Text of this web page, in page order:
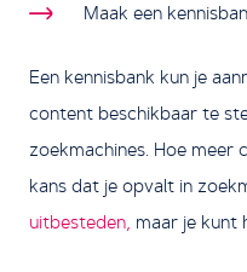
Maak een
Een kennisbank kun je
content beschikbaar te
zoekmachines. Hoe
kans dat je opvalt in
uitbesteden, maar je kunt